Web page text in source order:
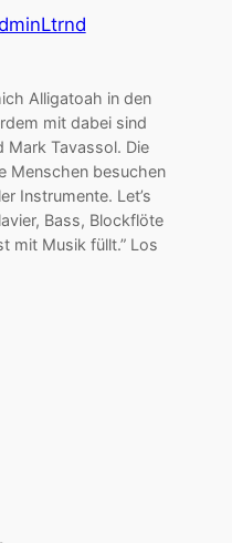
Alligatoah in den
mit dabei sind
Mark Tavassol. Die
Menschen besuchen
Instrumente. Let’s
Bass, Blockflöte
mit Musik füllt.” Los